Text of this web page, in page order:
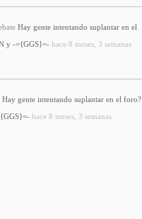
Hay gente intentando suplantar en el
y -={GGS}=- hace 8 meses, 3 semanas
Hay gente intentando suplantar en el foro?
hace 8 meses, 3 semanas